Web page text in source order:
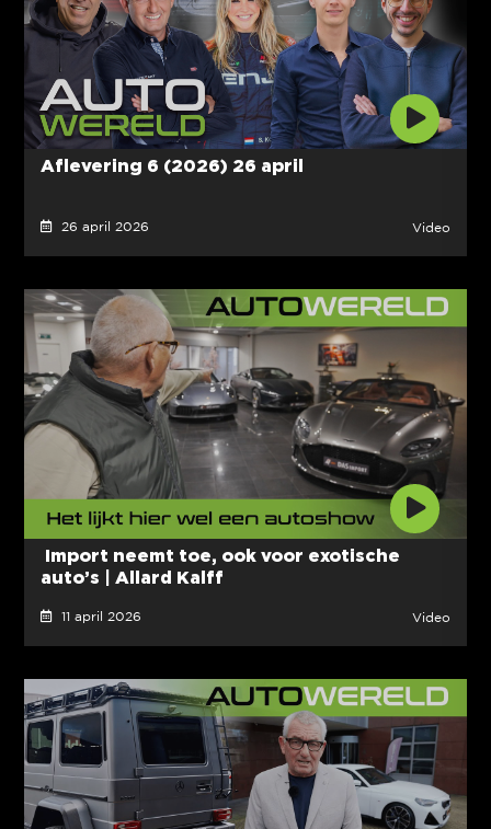
Aflevering 6 (2026) 26 april
26 april 2026 Video
Import neemt toe, ook voor exotische
auto’s | Allard Kalff
11 april 2026 Video